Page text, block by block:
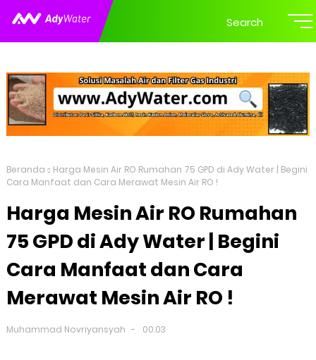
Search
Beranda
Harga Mesin Air RO Rumahan 75 GPD di Ady Water | Begini
Cara Manfaat dan Cara Merawat Mesin Air RO !
Harga Mesin Air RO Rumahan
75 GPD di Ady Water | Begini
Cara Manfaat dan Cara
Merawat Mesin Air RO !
Muhammad Novriyansyah 00.03